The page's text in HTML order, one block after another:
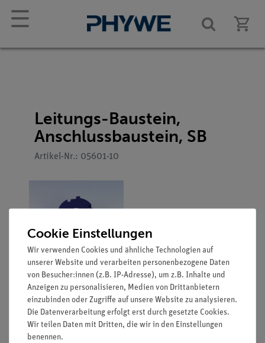
☰
Leitungs-Baustein,
Anschlussbaustein, SB
Artikel-Nr.: 05601-10
Funktion und Verwendung
Anschluss-Leitungs-Baustein zum Aufbau von
Schaltbildern durch die Schüler.
Ausstattung und technische
Cookie Einstellungen
Wir verwenden Cookies und ähnliche Technologien auf
unserer Website und verarbeiten personenbezogene Daten
von Besucher:innen (z.B. IP-Adresse), um z.B. Inhalte und
Anzeigen zu personalisieren, Medien von Drittanbietern
einzubinden oder Zugriffe auf unsere Website zu analysieren.
Die Datenverarbeitung erfolgt erst durch gesetzte Cookies.
Wir teilen Daten mit Dritten, die wir in den Einstellungen
benennen.